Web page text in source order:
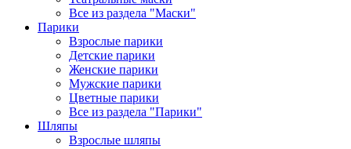
Все из раздела "Маски"
Парики
Взрослые парики
Детские парики
Женские парики
Мужские парики
Цветные парики
Все из раздела "Парики"
Шляпы
Взрослые шляпы